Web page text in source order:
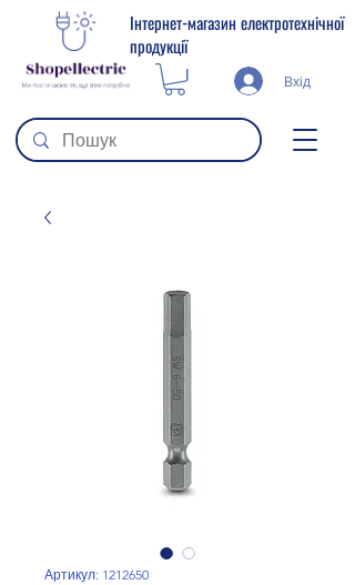
Інтернет-магазин електротехнічної
продукції
Вхід
Артикул: 1212650